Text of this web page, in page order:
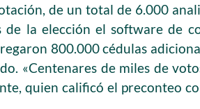
de un total de 6.000
la elección el software de
800.000 cédulas
«Centenares de miles de
quien calificó el preconteo